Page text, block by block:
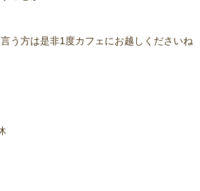
う方は是非1度カフェにお越しくださいね